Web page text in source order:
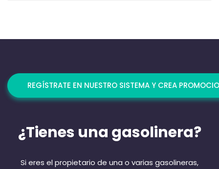
REGÍSTRATE EN NUESTRO SISTEMA Y CREA
¿Tienes una gasolinera?
Si eres el propietario de una o varias gasolineras,